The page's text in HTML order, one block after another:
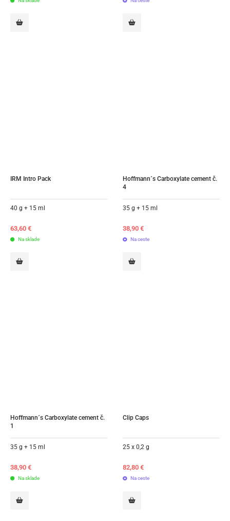
IRM Intro Pack
40 g + 15 ml
63,60 €
Na sklade
Hoffmann´s Carboxylate cement č.
4
35 g + 15 ml
38,90 €
Na ceste
Hoffmann´s Carboxylate cement č.
1
35 g + 15 ml
38,90 €
Na sklade
Clip Caps
25 x 0,2 g
82,80 €
Na ceste